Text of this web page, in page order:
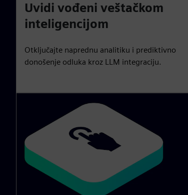
Uvidi vođeni veštačkom
inteligencijom
Otključajte naprednu analitiku i prediktivno
donošenje odluka kroz LLM integraciju.